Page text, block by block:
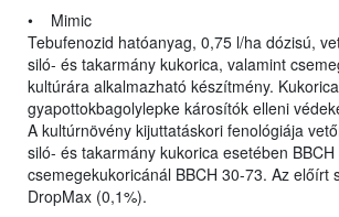
• Mimic
Tebufenozid hatóanyag, 0,75 l/ha dózisú,
siló- és takarmány kukorica, valamint
kultúrára alkalmazható készítmény.
gyapottokbagolylepke károsítók elleni
A kultúrnövény kijuttatáskori fenológiája
siló- és takarmány kukorica esetében
csemegekukoricánál BBCH 30-73. Az előírt
DropMax (0,1%).